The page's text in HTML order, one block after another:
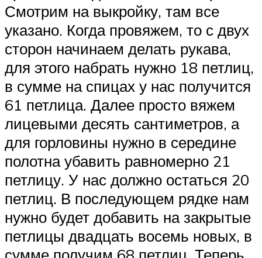
Смотрим на выкройку, там все
указано. Когда провяжем, то с двух
сторон начинаем делать рукава,
для этого набрать нужно 18 петлиц,
в сумме на спицах у нас получится
61 петлица. Далее просто вяжем
лицевыми десять сантиметров, а
для горловины нужно в середине
полотна убавить равномерно 21
петлицу. У нас должно остаться 20
петлиц. В последующем рядке нам
нужно будет добавить на закрытые
петлицы двадцать восемь новых, в